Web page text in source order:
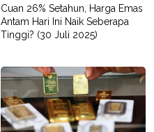
Cuan 26% Setahun, Harga Emas
Antam Hari Ini Naik Seberapa
Tinggi? (30 Juli 2025)